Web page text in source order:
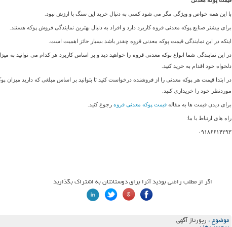
با این همه خواص و ویژگی مگر می شود کسی به دنبال خرید این سنگ با ارزش نبود.
برای بیشتر صنایع پوکه معدنی قروه کاربرد دارد و افراد به دنبال بهترین نمایندگی فروش پوکه هستند.
اینکه در این نمایندگی قیمت پوکه معدنی قروه چقدر باشد بسیار حائز اهمیت است.
در این نمایندگی شما انواع پوکه معدنی قروه را خواهید دید و بر اساس کاربرد هر کدام می توانید به
دلخواه خود اقدام به خرید کنید.
در ابتدا قیمت هر پوکه معدنی را از فروشنده درخواست کنید تا بتوانید بر اساس مبلغی که دارید میزان
موردنظر خود را خریداری کنید.
برای دیدن قیمت ها به مقاله قیمت پوکه معدنی قروه رجوع کنید.
راه های ارتباط با ما:
۰۹۱۸۶۶۱۴۲۹۳
اگر از مطلب راضی بودید آنرا برای دوستانتان به اشتراک بگذارید
موضوع : رپورتاژ آگهی